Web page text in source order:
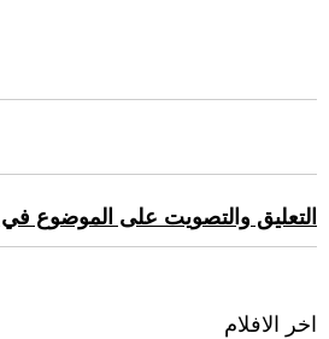
التعليق والتصويت على الموضوع
اخر الافلام